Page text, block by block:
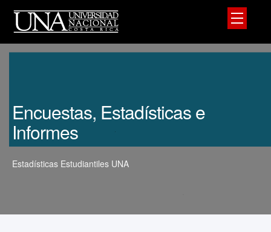
Encuestas, Estadísticas e
Informes
Estadísticas Estudiantiles UNA